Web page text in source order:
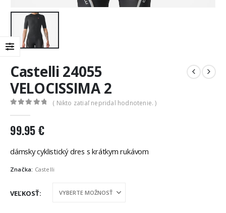
Castelli 24055
VELOCISSIMA 2
( Nikto zatiaľ nepridal hodnotenie. )
99.95€
dámsky cyklistický dres s krátkym rukávom
Značka: Castelli
VEĽKOSŤ